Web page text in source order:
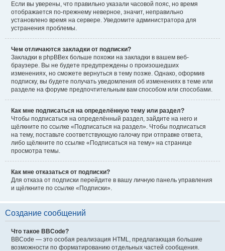
Если вы уверены, что правильно указали часовой пояс, но время
отображается по-прежнему неверное, значит, неправильно
установлено время на сервере. Уведомите администратора для
устранения проблемы.
Чем отличаются закладки от подписки?
Закладки в phpBBex больше похожи на закладки в вашем веб-
браузере. Вы не будете предупреждены о произошедших
изменениях, но сможете вернуться в тему позже. Однако, оформив
подписку, вы будете получать уведомления об изменениях в теме или
разделе на форуме предпочтительным вам способом или способами.
Как мне подписаться на определённую тему или раздел?
Чтобы подписаться на определённый раздел, зайдите на него и
щёлкните по ссылке «Подписаться на раздел». Чтобы подписаться
на тему, поставьте соответствующую галочку при отправке ответа,
либо щёлкните по ссылке «Подписаться на тему» на странице
просмотра темы.
Как мне отказаться от подписки?
Для отказа от подписки перейдите в вашу личную панель управления
и щёлкните по ссылке «Подписки».
Создание сообщений
Что такое BBCode?
BBCode — это особая реализация HTML, предлагающая большие
возможности по форматированию отдельных частей сообщения.